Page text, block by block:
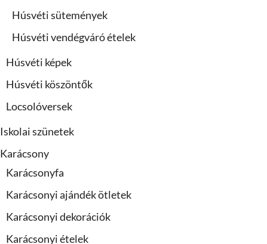
Húsvéti sütemények
Húsvéti vendégváró ételek
Húsvéti képek
Húsvéti köszöntők
Locsolóversek
Iskolai szünetek
Karácsony
Karácsonyfa
Karácsonyi ajándék ötletek
Karácsonyi dekorációk
Karácsonyi ételek